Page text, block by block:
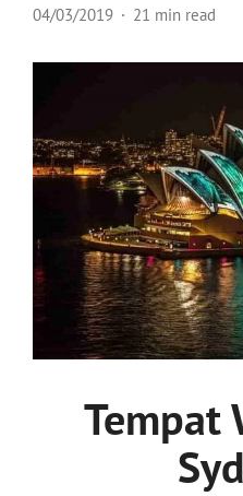
04/03/2019 21 min read
Tempat